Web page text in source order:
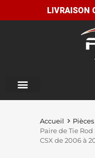
Accueil
Paire de Tie
CSX de 2006 à